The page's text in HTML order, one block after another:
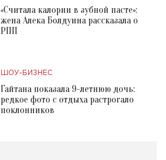
«Считала калории в зубной пасте»:
жена Алека Болдуина рассказала о
РПП
ШОУ-БИЗНЕС
Гайтана показала 9-летнюю дочь:
редкое фото с отдыха растрогало
поклонников